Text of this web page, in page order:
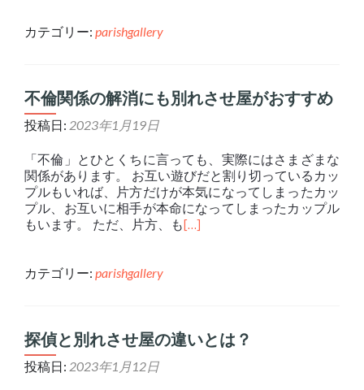
カテゴリー: parishgallery
不倫関係の解消にも別れさせ屋がおすすめ
投稿日: 2023年1月19日
「不倫」とひとくちに言っても、実際にはさまざまな
関係があります。 お互い遊びだと割り切っているカッ
プルもいれば、片方だけが本気になってしまったカッ
プル、お互いに相手が本命になってしまったカップル
もいます。 ただ、片方、も[…]
カテゴリー: parishgallery
探偵と別れさせ屋の違いとは？
投稿日: 2023年1月12日